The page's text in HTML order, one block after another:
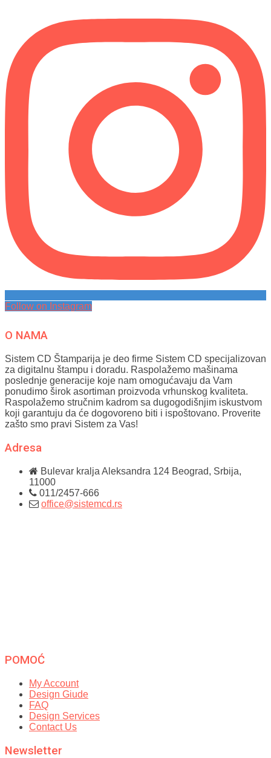
Follow on Instagram
O NAMA
Sistem CD Štamparija je deo firme Sistem CD specijalizovan
za digitalnu štampu i doradu. Raspolažemo mašinama
poslednje generacije koje nam omogućavaju da Vam
ponudimo širok asortiman proizvoda vrhunskog kvaliteta.
Raspolažemo stručnim kadrom sa dugogodišnjim iskustvom
koji garantuju da će dogovoreno biti i ispoštovano. Proverite
zašto smo pravi Sistem za Vas!
Adresa
Bulevar kralja Aleksandra 124 Beograd, Srbija,
11000
011/2457-666
office@sistemcd.rs
POMOĆ
My Account
Design Giude
FAQ
Design Services
Contact Us
Newsletter